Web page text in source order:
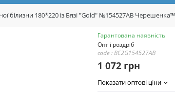
білизни 180*220 із Бязі "Gold" №154527AB Черешенка™
Гарантована наявність
Опт і роздріб
code : BC2G154527AB
1 072 грн
Показати оптові ціни